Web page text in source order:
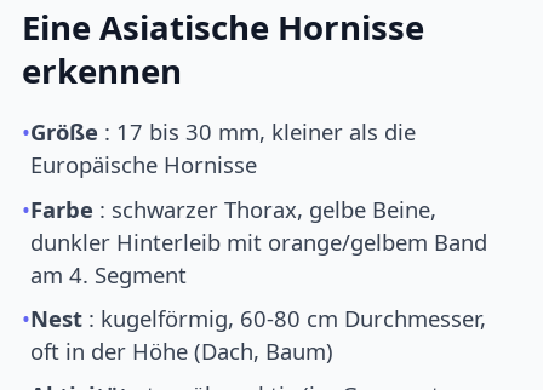
Eine Asiatische Hornisse
erkennen
•Größe : 17 bis 30 mm, kleiner als die
Europäische Hornisse
•Farbe : schwarzer Thorax, gelbe Beine,
dunkler Hinterleib mit orange/gelbem Band
am 4. Segment
•Nest : kugelförmig, 60-80 cm Durchmesser,
oft in der Höhe (Dach, Baum)